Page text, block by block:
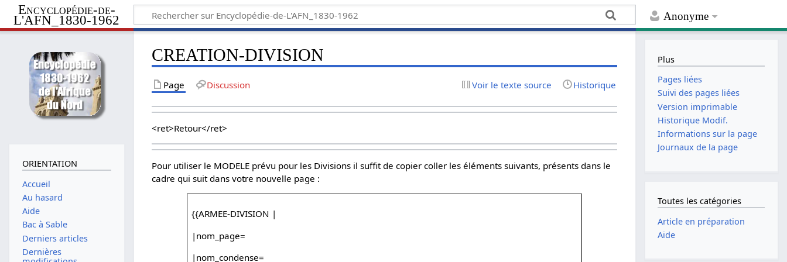
Anonyme
Encyclopédie-de-
L'AFN_1830-1962
CREATION-DIVISION
Page Discussion Voir le texte source Historique
<ret>Retour</ret>
Pour utiliser le MODELE prévu pour les Divisions il suffit de copier coller les éléments suivants, présents dans le
cadre qui suit dans votre nouvelle page :
{{ARMEE-DIVISION |
|nom_page=
|nom_condense=
ORIENTATION
Accueil
Au hasard
Aide
Bac à Sable
Derniers articles
Dernières
Plus
Pages liées
Suivi des pages liées
Version imprimable
Historique Modif.
Informations sur la page
Journaux de la page
Toutes les catégories
Article en préparation
Aide